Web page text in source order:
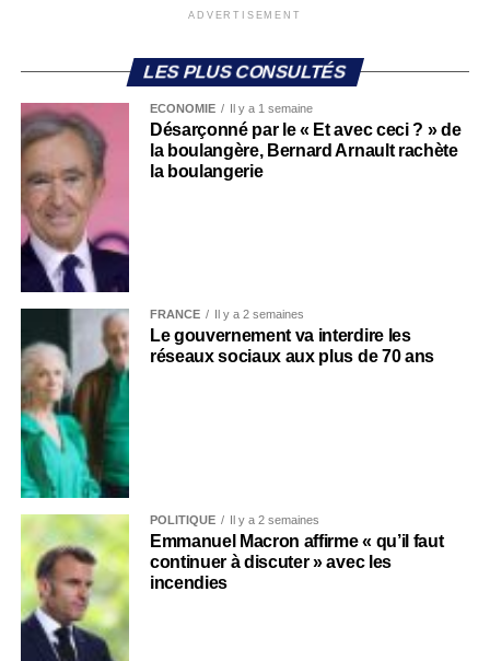
ADVERTISEMENT
LES PLUS CONSULTÉS
ECONOMIE Il y a 1 semaine
Désarçonné par le « Et avec ceci ? » de
la boulangère, Bernard Arnault rachète
la boulangerie
FRANCE Il y a 2 semaines
Le gouvernement va interdire les
réseaux sociaux aux plus de 70 ans
POLITIQUE Il y a 2 semaines
Emmanuel Macron affirme « qu’il faut
continuer à discuter » avec les
incendies